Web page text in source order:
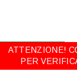
ATTENZIONE!
PER